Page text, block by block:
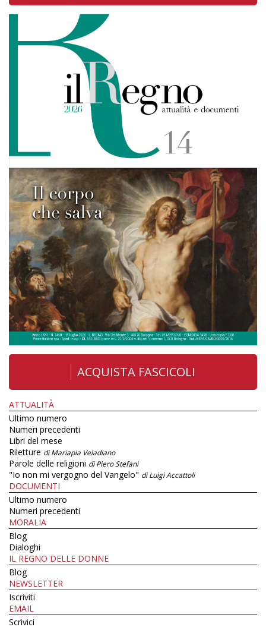
ACQUISTA FASCICOLI
ATTUALITÀ
Ultimo numero
Numeri precedenti
Libri del mese
Riletture di Mariapia Veladiano
Parole delle religioni di Piero Stefani
"Io non mi vergogno del Vangelo" di Luigi Accattoli
DOCUMENTI
Ultimo numero
Numeri precedenti
MORALIA
Blog
Dialoghi
IL REGNO DELLE DONNE
Blog
NEWSLETTER
Iscriviti
EMAIL
Scrivici